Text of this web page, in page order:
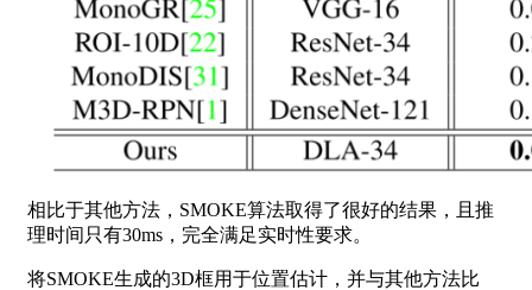
相比于其他方法，SMOKE算法取得了很好的结果，且推
理时间只有30ms，完全满足实时性要求。
将SMOKE生成的3D框用于位置估计，并与其他方法比